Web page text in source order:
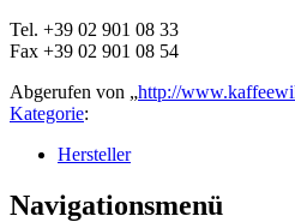
Tel. +39 02 901 08 33
Fax +39 02 901 08 54
Abgerufen von „http://
Kategorie:
Hersteller
Navigationsmenü